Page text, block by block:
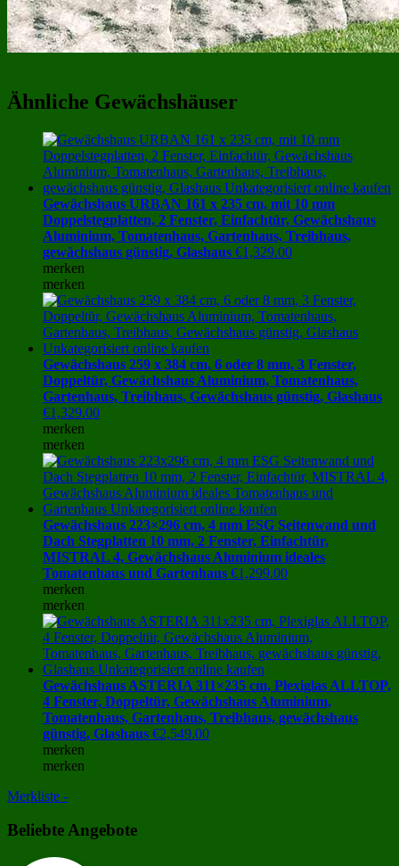
Ähnliche Gewächshäuser
Gewächshaus URBAN 161 x 235 cm, mit 10 mm
Doppelstegplatten, 2 Fenster, Einfachtür, Gewächshaus
Aluminium, Tomatenhaus, Gartenhaus, Treibhaus,
gewächshaus günstig, Glashaus €1,329.00
merken
merken
Gewächshaus 259 x 384 cm, 6 oder 8 mm, 3 Fenster,
Doppeltür, Gewächshaus Aluminium, Tomatenhaus,
Gartenhaus, Treibhaus, Gewächshaus günstig, Glashaus
€1,329.00
merken
merken
Gewächshaus 223×296 cm, 4 mm ESG Seitenwand und
Dach Stegplatten 10 mm, 2 Fenster, Einfachtür,
MISTRAL 4, Gewächshaus Aluminium ideales
Tomatenhaus und Gartenhaus €1,299.00
merken
merken
Gewächshaus ASTERIA 311×235 cm, Plexiglas ALLTOP,
4 Fenster, Doppeltür, Gewächshaus Aluminium,
Tomatenhaus, Gartenhaus, Treibhaus, gewächshaus
günstig, Glashaus €2,549.00
merken
merken
Merkliste -
Beliebte Angebote